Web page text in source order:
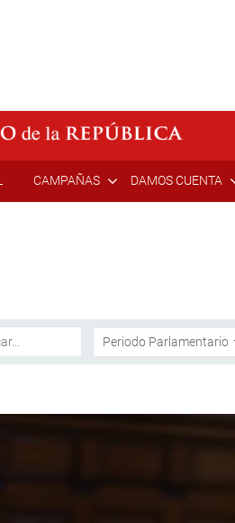
CAMPAÑAS DAMOS CUENTA